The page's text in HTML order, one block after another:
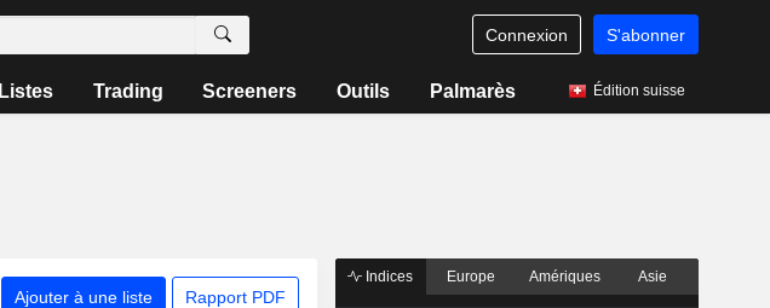
Connexion S'abonner
Listes Trading Screeners Outils Palmarès Édition suisse
Ajouter à une liste Rapport PDF
Indices Europe Amériques Asie